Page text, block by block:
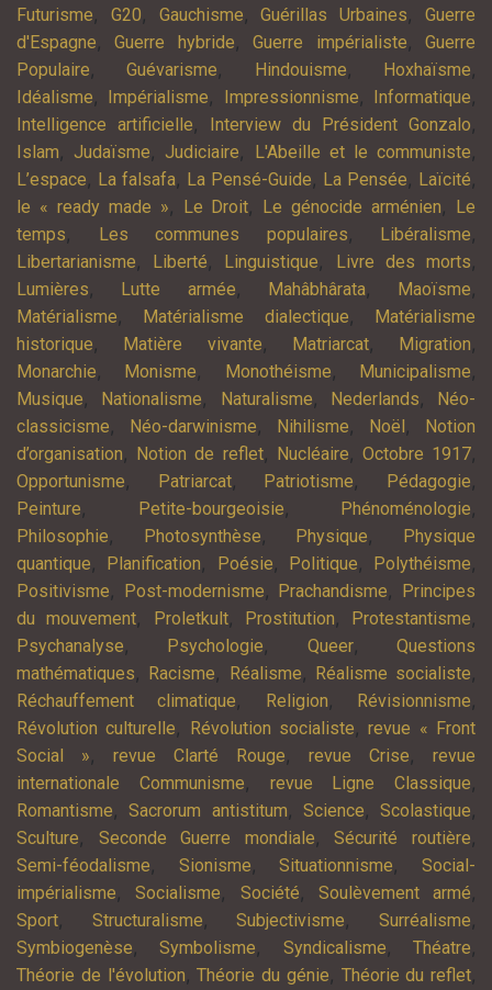
Futurisme, G20, Gauchisme,Guérillas Urbaines,Guerre
d'Espagne,Guerre hybride,Guerre impérialiste,Guerre
Populaire,Guévarisme, Hindouisme, Hoxhaïsme,
Idéalisme, Impérialisme, Impressionnisme, Informatique,
Intelligence artificielle, Interview du Président Gonzalo,
Islam, Judaïsme, Judiciaire, L'Abeille et le communiste,
L’espace, La falsafa, La Pensé-Guide, La Pensée, Laïcité,
le « ready made », Le Droit, Le génocide arménien,
Le
temps, Les communes populaires, Libéralisme,
Libertarianisme, Liberté, Linguistique, Livre des morts,
Lumières, Lutte armée, Mahâbhârata, Maoïsme,
Matérialisme, Matérialisme dialectique,
Matérialisme
historique, Matière vivante, Matriarcat, Migration,
Monarchie, Monisme, Monothéisme, Municipalisme,
Musique, Nationalisme, Naturalisme, Nederlands,
Néo-
classicisme, Néo-darwinisme, Nihilisme, Noël ,
Notion
d’organisation, Notion de reflet, Nucléaire, Octobre 1917,
Opportunisme, Patriarcat, Patriotisme, Pédagogie,
Peinture, Petite-bourgeoisie, Phénoménologie,
Philosophie, Photosynthèse, Physique,
Physique
quantique, Planification, Poésie, Politique, Polythéisme,
Positivisme, Post-modernisme, Prachandisme,
Principes
du mouvement, Proletkult, Prostitution, Protestantisme,
Psychanalyse, Psychologie, Queer,Questions
mathématiques, Racisme, Réalisme, Réalisme socialiste,
Réchauffement climatique, Religion, Révisionnisme,
Révolution culturelle, Révolution socialiste,revue « Front
Social », revue Clarté Rouge, revue Crise, revue
internationale Communisme, revue Ligne Classique,
Romantisme,Sacrorum antistitum, Science, Scolastique,
Sculture, Seconde Guerre mondiale,Sécurité routière,
Semi-féodalisme, Sionisme,Situationnisme,Social-
impérialisme,Socialisme, Société, Soulèvement armé,
Sport, Structuralisme,Subjectivisme,Surréalisme,
Symbiogenèse,Symbolisme, Syndicalisme,Théatre,
Théorie de l'évolution,Théorie du génie, Théorie du reflet,